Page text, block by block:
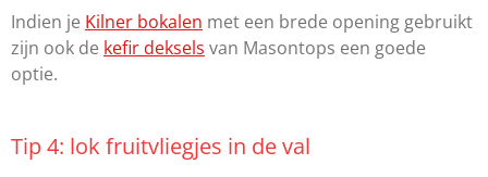
Indien je Kilner bokalen met een brede opening gebruikt
zijn ook de kefir deksels van Masontops een goede
optie.
Tip 4: lok fruitvliegjes in de val